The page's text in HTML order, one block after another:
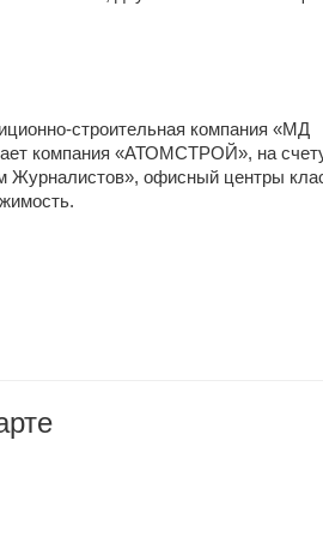
строительная компания «МД
компания «АТОМСТРОЙ», на
Журналистов», офисный центры